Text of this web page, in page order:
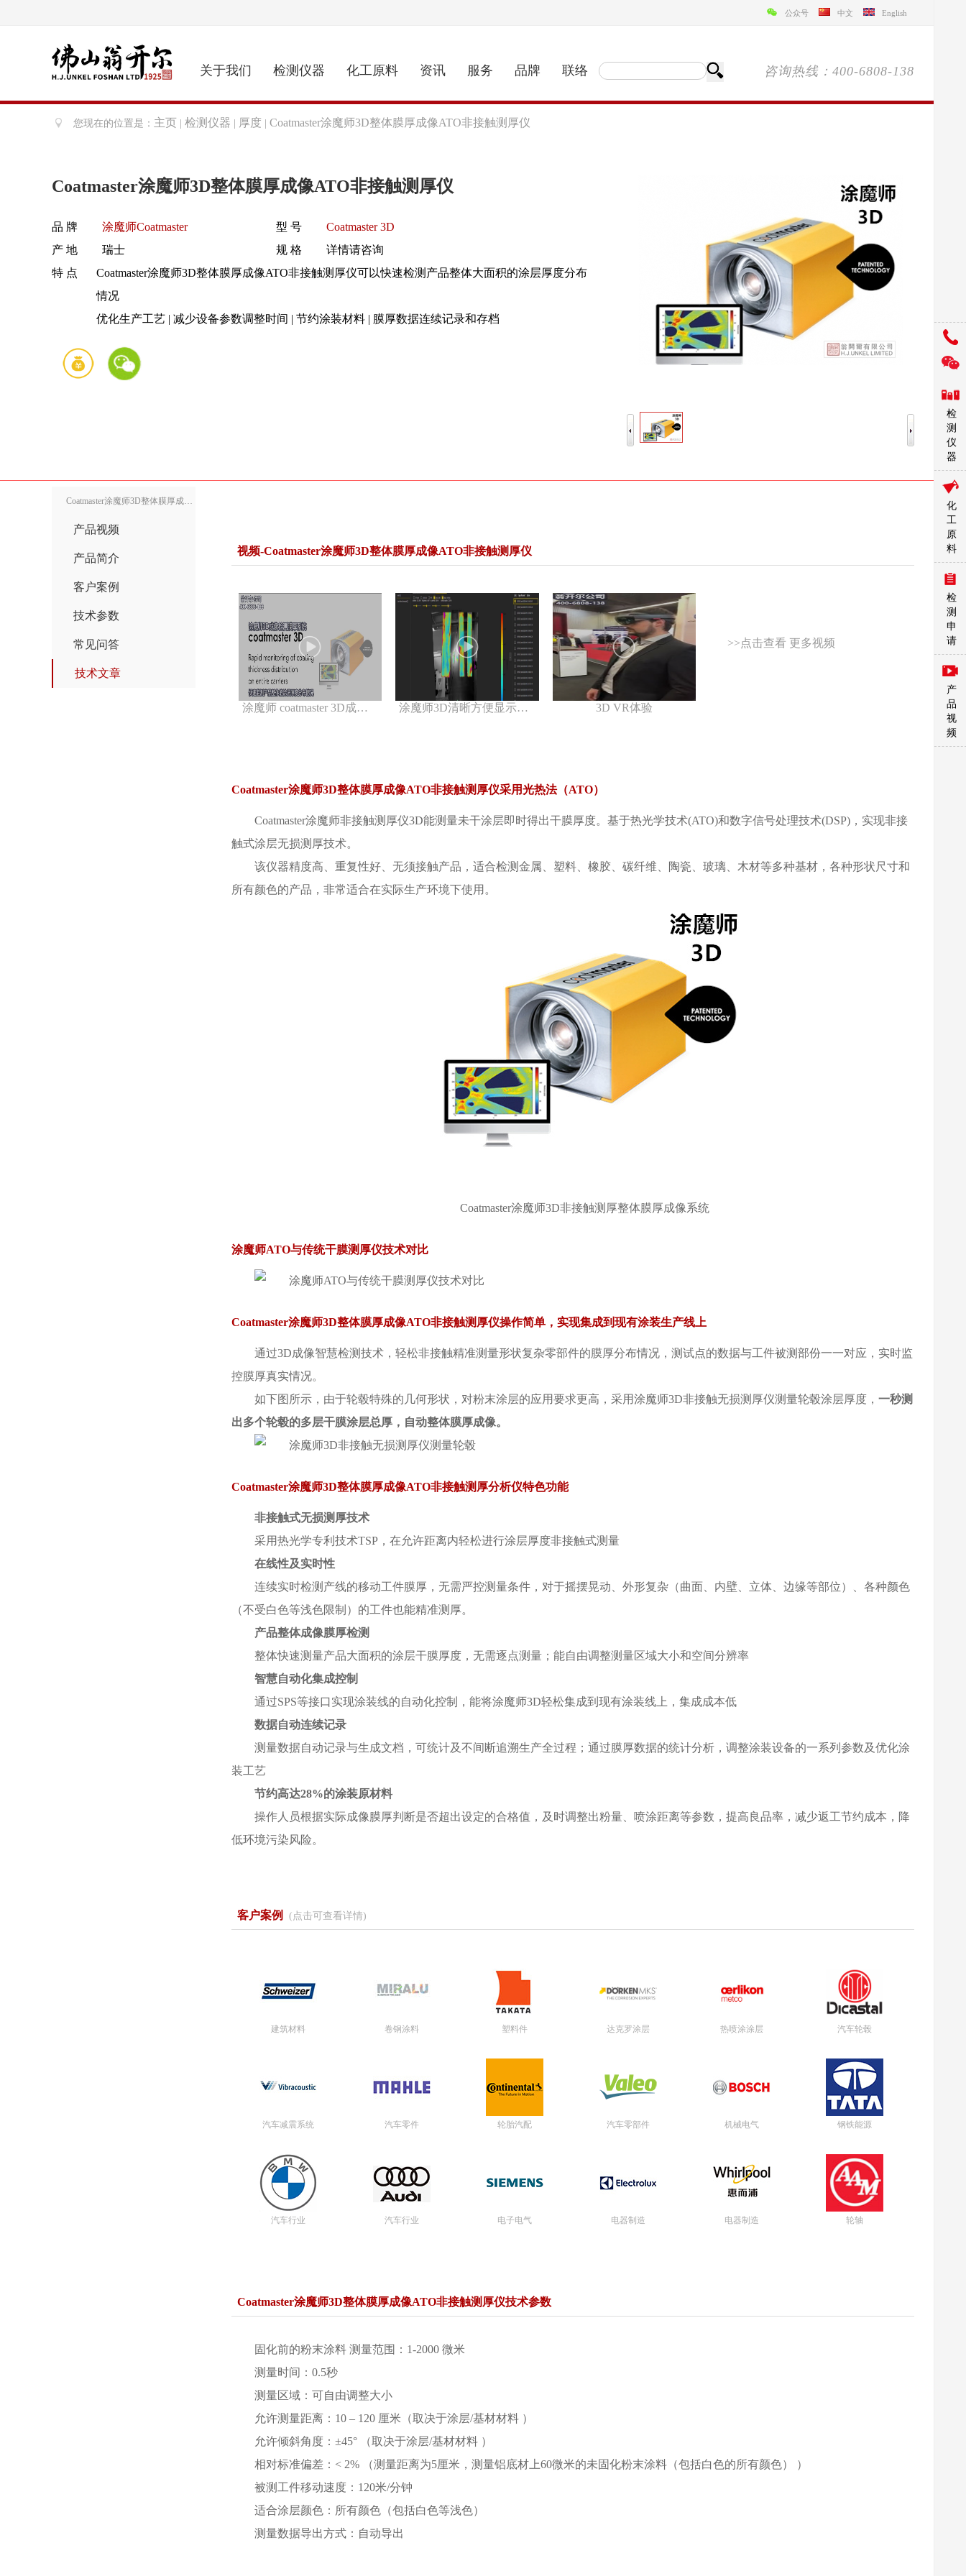
公众号 中文 English
关于我们 检测仪器 化工原料 资讯 服务 品牌 联络 咨询热线：400-6808-138
您现在的位置是： 主页 检测仪器 厚度 Coatmaster涂魔师3D整体膜厚成像ATO非接触测厚仪
Coatmaster涂魔师3D整体膜厚成像ATO非接触测厚仪
品 牌 涂魔师Coatmaster 型 号
Coatmaster 3D
产 地
瑞士 规 格
详情请咨询
特 点
Coatmaster涂魔师3D整体膜厚成像ATO非接触测厚仪可以快速检测产品整体大面积的涂层厚度分布
情况
优化生产工艺 | 减少设备参数调整时间 | 节约涂装材料 | 膜厚数据连续记录和存档
Coatmaster涂魔师3D整体膜厚成像ATO非接触测厚仪产品详情
产品视频
产品简介
客户案例
技术参数
常见问答
技术文章
视频-Coatmaster涂魔师3D整体膜厚成像ATO非接触测厚仪
涂魔师 coatmaster 3D成像检测系统--快速检测产品整体的涂层厚度分布情况 涂魔师3D清晰方便显示产品各点真实膜厚功能 3D VR体验
>>点击查看 更多视频
Coatmaster涂魔师3D整体膜厚成像ATO非接触测厚仪采用光热法（ATO）
Coatmaster涂魔师非接触测厚仪3D能测量未干涂层即时得出干膜厚度。基于热光学技术(ATO)和数字信号处理技术(DSP)，实现非接
触式涂层无损测厚技术。
该仪器精度高、重复性好、无须接触产品，适合检测金属、塑料、橡胶、碳纤维、陶瓷、玻璃、木材等多种基材，各种形状尺寸和
所有颜色的产品，非常适合在实际生产环境下使用。
Coatmaster涂魔师3D非接触测厚整体膜厚成像系统
涂魔师ATO与传统干膜测厚仪技术对比
Coatmaster涂魔师3D整体膜厚成像ATO非接触测厚仪操作简单，实现集成到现有涂装生产线上
通过3D成像智慧检测技术，轻松非接触精准测量形状复杂零部件的膜厚分布情况，测试点的数据与工件被测部份一一对应，实时监
控膜厚真实情况。
如下图所示，由于轮毂特殊的几何形状，对粉末涂层的应用要求更高，采用涂魔师3D非接触无损测厚仪测量轮毂涂层厚度， 一秒测
出多个轮毂的多层干膜涂层总厚，自动整体膜厚成像。
Coatmaster涂魔师3D整体膜厚成像ATO非接触测厚分析仪特色功能
非接触式无损测厚技术
采用热光学专利技术TSP，在允许距离内轻松进行涂层厚度非接触式测量
在线性及实时性
连续实时检测产线的移动工件膜厚，无需严控测量条件，对于摇摆晃动、外形复杂（曲面、内壁、立体、边缘等部位）、各种颜色
（不受白色等浅色限制）的工件也能精准测厚。
产品整体成像膜厚检测
整体快速测量产品大面积的涂层干膜厚度，无需逐点测量；能自由调整测量区域大小和空间分辨率
智慧自动化集成控制
通过SPS等接口实现涂装线的自动化控制，能将涂魔师3D轻松集成到现有涂装线上，集成成本低
数据自动连续记录
测量数据自动记录与生成文档，可统计及不间断追溯生产全过程；通过膜厚数据的统计分析，调整涂装设备的一系列参数及优化涂
装工艺
节约高达28%的涂装原材料
操作人员根据实际成像膜厚判断是否超出设定的合格值，及时调整出粉量、喷涂距离等参数，提高良品率，减少返工节约成本，降
低环境污染风险。
客户案例
建筑材料 卷钢涂料 塑料件 达克罗涂层 热喷涂涂层 汽车轮毂
汽车减震系统 汽车零件 轮胎汽配 汽车零部件 机械电气 钢铁能源
汽车行业 汽车行业 电子电气 电器制造 电器制造 轮轴
Coatmaster涂魔师3D整体膜厚成像ATO非接触测厚仪技术参数
固化前的粉末涂料 测量范围：1-2000 微米
测量时间：0.5秒
测量区域：可自由调整大小
允许测量距离：10 – 120 厘米（取决于涂层/基材材料 ）
允许倾斜角度：±45° （取决于涂层/基材材料 ）
相对标准偏差：< 2% （测量距离为5厘米，测量铝底材上60微米的未固化粉末涂料（包括白色的所有颜色） ）
被测工件移动速度：120米/分钟
适合涂层颜色：所有颜色（包括白色等浅色）
测量数据导出方式：自动导出
检
测
仪
器
化
工
原
料
检
测
申
请
产
品
视
频